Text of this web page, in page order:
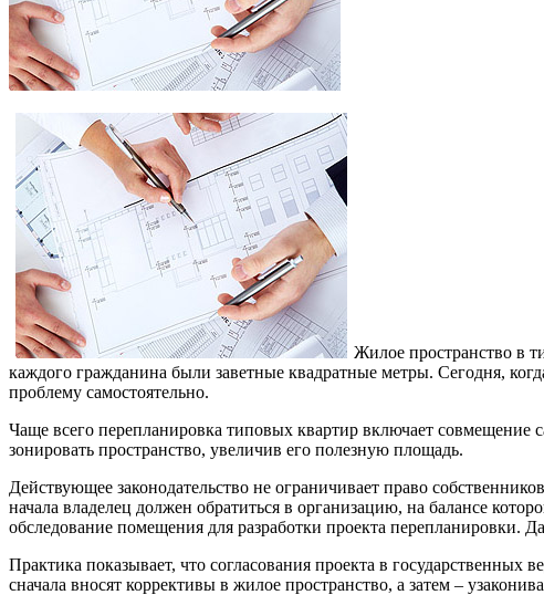
Жилое пространство в
каждого гражданина были заветные квадратные метры. Сегодня,
проблему самостоятельно.
Чаще всего перепланировка типовых квартир включает совмещение
зонировать пространство, увеличив его полезную площадь.
Действующее законодательство не ограничивает право
начала владелец должен обратиться в организацию, на балансе
обследование помещения для разработки проекта перепланировки.
Практика показывает, что согласования проекта в
сначала вносят коррективы в жилое пространство, а затем –